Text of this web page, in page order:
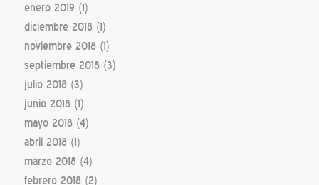
enero 2019 (1)
diciembre 2018(1)
noviembre 2018(1)
septiembre 2018(3)
julio 2018(3)
junio 2018(1)
mayo 2018(4)
abril 2018(1)
marzo 2018(4)
febrero 2018(2)